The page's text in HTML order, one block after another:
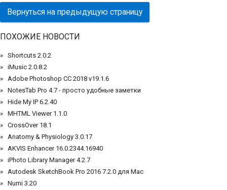
Вернуться на предыдущую страницу
ПОХОЖИЕ НОВОСТИ
Shortcuts 2.0.2
iMusic 2.0.8.2
Adobe Photoshop CC 2018 v19.1.6
NotesTab Pro 4.7 - просто удобные заметки
Hide My IP 6.2.40
MHTML Viewer 1.1.0
CrossOver 18.1
Anatomy & Physiology 3.0.17
AKVIS Enhancer 16.0.2344.16940
iPhoto Library Manager 4.2.7
Autodesk SketchBook Pro 2016 7.2.0 для Mac
Numi 3.20